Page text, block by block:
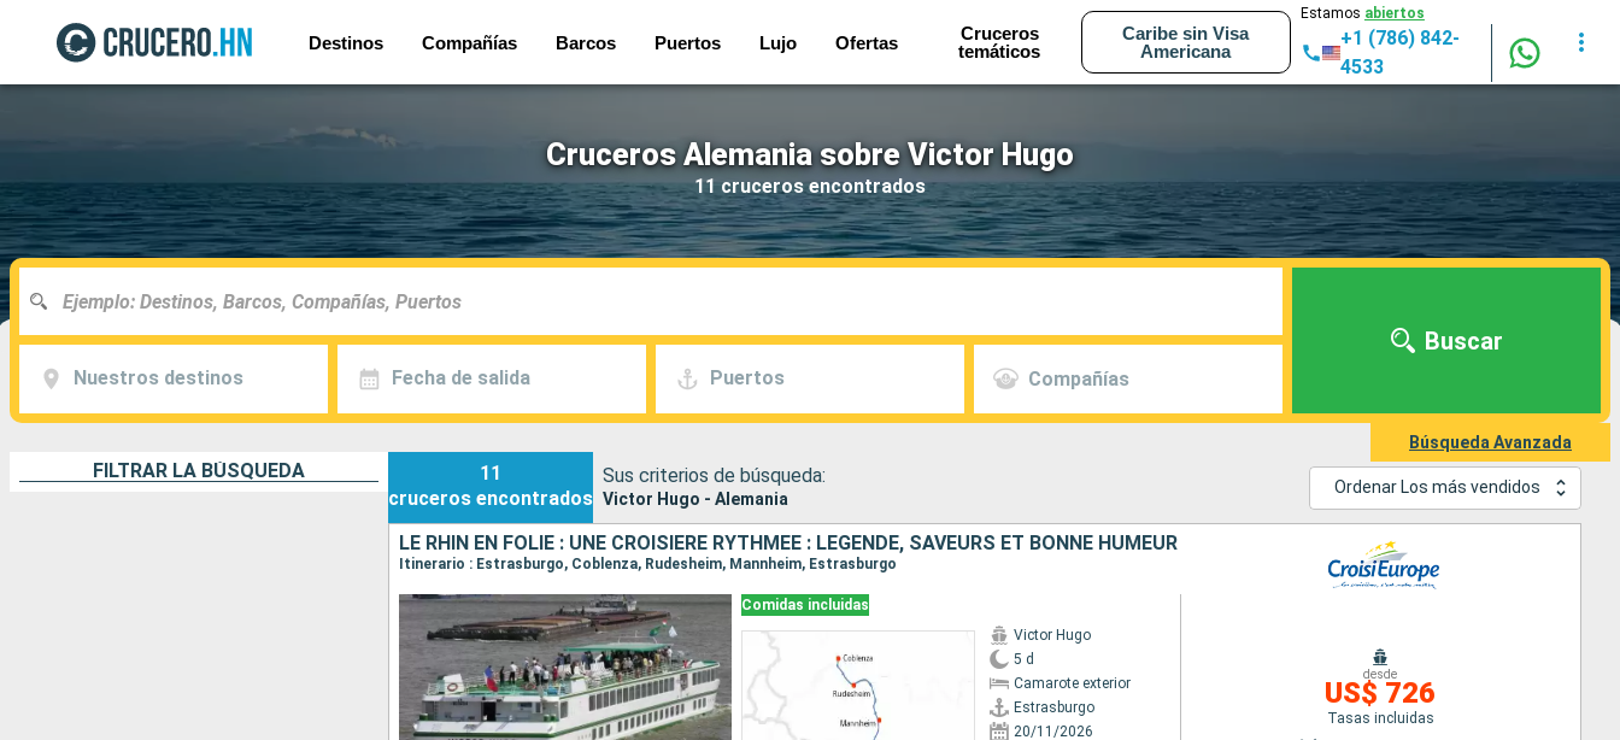
Destinos Compañías Barcos Puertos Lujo Ofertas
Cruceros
temáticos
Caribe sin Visa
Americana
Estamos abiertos
+1 (786) 842-
4533
Cruceros Alemania sobre Victor Hugo
11 cruceros encontrados
Nuestros destinos Fecha de salida Puertos Compañías
Buscar
Búsqueda Avanzada
FILTRAR LA BÚSQUEDA
11
cruceros encontrados
Sus criterios de búsqueda:
Victor Hugo - Alemania
Ordenar Los más vendidos
LE RHIN EN FOLIE : UNE CROISIÈRE RYTHMÉE : LÉGENDE, SAVEURS ET BONNE HUMEUR
Itinerario : Estrasburgo, Coblenza, Rudesheim, Mannheim, Estrasburgo
Comidas incluidas
Victor Hugo
5 d
Camarote exterior
Estrasburgo
20/11/2026
desde
US$ 726
Tasas incluidas